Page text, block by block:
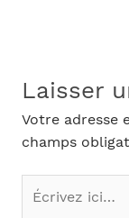
Laisser
Votre adresse
champs
Écrivez
ici…